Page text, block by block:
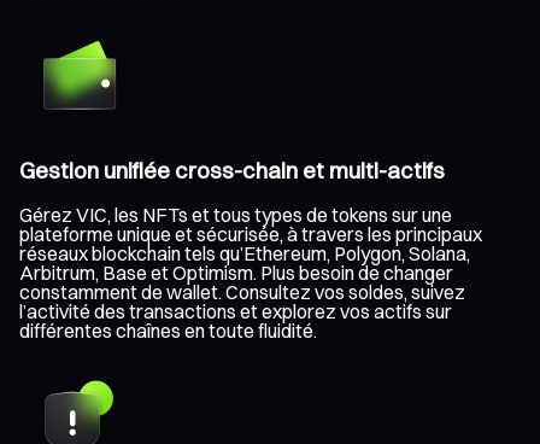
Gestion unifiée cross-chain et multi-actifs
Gérez VIC, les NFTs et tous types de tokens sur une
plateforme unique et sécurisée, à travers les principaux
réseaux blockchain tels qu’Ethereum, Polygon, Solana,
Arbitrum, Base et Optimism. Plus besoin de changer
constamment de wallet. Consultez vos soldes, suivez
l’activité des transactions et explorez vos actifs sur
différentes chaînes en toute fluidité.